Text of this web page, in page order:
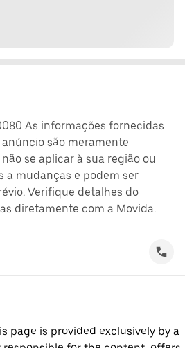
As informações fornecidas
são meramente
se aplicar à sua região ou
a mudanças e podem ser
Verifique detalhes do
diretamente com a Movida.
page is provided exclusively by a